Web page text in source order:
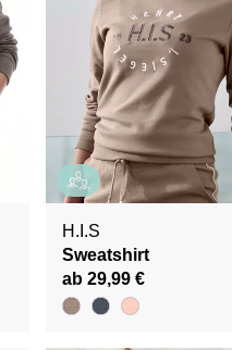
H.I.S
Sweatshirt
ab 29,99 €